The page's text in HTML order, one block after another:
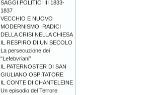
SAGGI POLITICI III 1833-
1837
VECCHIO E NUOVO
MODERNISMO. RADICI
DELLA CRISI NELLA CHIESA
IL RESPIRO DI UN SECOLO
La persecuzione dei
“Lefebvriani”
IL PATERNOSTER DI SAN
GIULIANO OSPITATORE
IL CONTE DI CHANTELEINE
Un episodio del Terrore